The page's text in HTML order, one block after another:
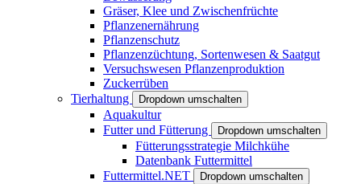
Gräser, Klee und Zwischenfrüchte
Pflanzenernährung
Pflanzenschutz
Pflanzenzüchtung, Sortenwesen & Saatgut
Versuchswesen Pflanzenproduktion
Zuckerrüben
Tierhaltung
Dropdown umschalten
Aquakultur
Futter und Fütterung
Dropdown umschalten
Fütterungsstrategie Milchkühe
Datenbank Futtermittel
Futtermittel.NET
Dropdown umschalten